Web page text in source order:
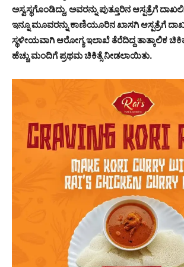
ಅಸ್ವಸ್ಥಗೊಂಡಿದ್ದು, ಅವರನ್ನು ಪುತ್ತೂರಿನ ಆಸ್ಪತ್ರೆಗೆ
ಇನ್ನೂ ಮೂವರನ್ನು ಕಾಣಿಯೂರಿನ ಖಾಸಗಿ ಆಸ್ಪತ್ರೆಗೆ
ಸ್ಥಳೀಯವಾಗಿ ಆರೋಗ್ಯ ಇಲಾಖೆ ತೆರೆದಿದ್ದ ತಾತ್ಕಾಲಿಕ
ಹೆಚ್ಚು ಮಂದಿಗೆ ಪ್ರಥಮ ಚಿಕಿತ್ಸೆ ನೀಡಲಾಯಿತು.